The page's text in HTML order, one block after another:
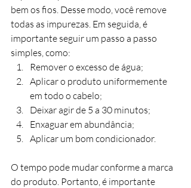
bem os fios. Desse modo, você remove
todas as impurezas. Em seguida, é
importante seguir um passo a passo
simples, como:
Remover o excesso de água;
Aplicar o produto uniformemente
em todo o cabelo;
Deixar agir de 5 a 30 minutos;
Enxaguar em abundância;
Aplicar um bom condicionador.
O tempo pode mudar conforme a marca
do produto. Portanto, é importante